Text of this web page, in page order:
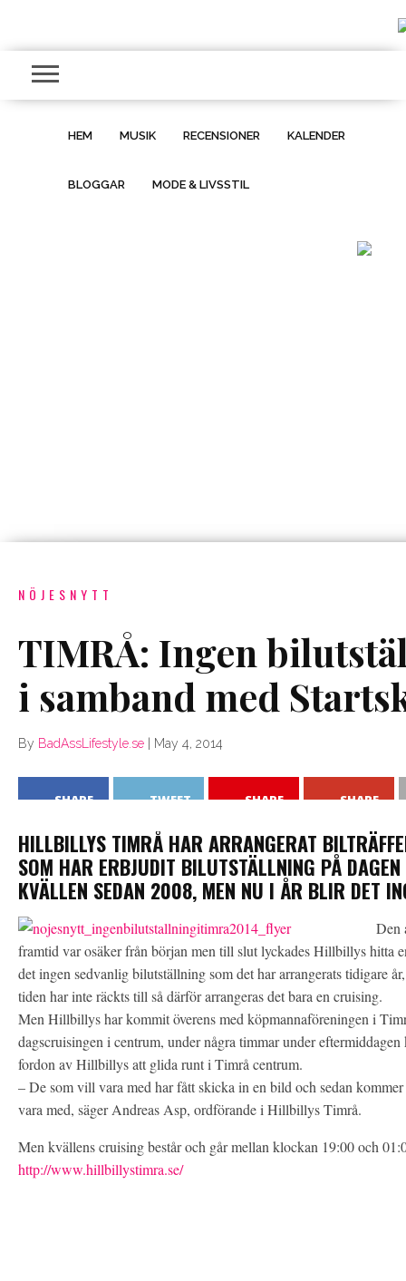
HEM MUSIK RECENSIONER KALENDER
BLOGGAR MODE & LIVSSTIL
NÖJESNYTT
TIMRÅ: Ingen
i samband med
By BadAssLifestyle.se May 4, 2014
SHARE TWEET SHARE SHARE
HILLBILLYS TIMRÅ HAR ARRANGERAT
SOM HAR ERBJUDIT BILUTSTÄLLNING PÅ
KVÄLLEN SEDAN 2008, MEN NU I ÅR BLIR DET
Den
framtid var osäker från början men till slut lyckades Hillbillys hitta
det ingen sedvanlig bilutställning som det har arrangerats tidigare
tiden har inte räckts till så därför arrangeras det bara en cruising.
Men Hillbillys har kommit överens med köpmannaföreningen i
dagscruisingen i centrum, under några timmar under
fordon av Hillbillys att glida runt i Timrå centrum.
– De som vill vara med har fått skicka in en bild och sedan
vara med, säger Andreas Asp, ordförande i Hillbillys Timrå.
Men kvällens cruising består och går mellan klockan 19:00 och
http://www.hillbillystimra.se/